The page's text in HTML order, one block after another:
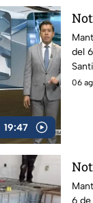
19:47
del
06